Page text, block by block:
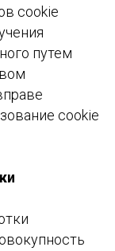
cookie
путем
cookie